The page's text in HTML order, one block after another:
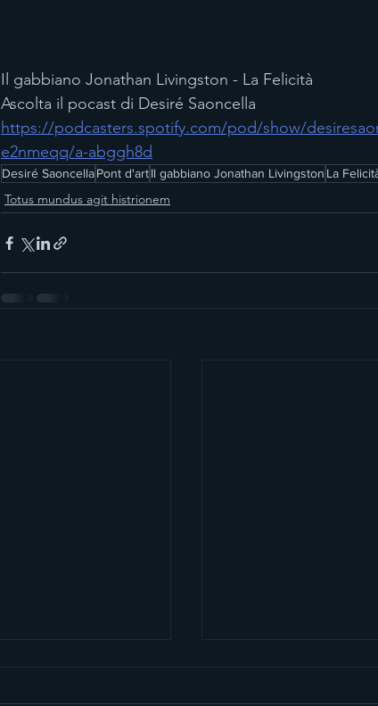
Il gabbiano Jonathan Livingston - La Felicità
Ascolta il pocast di Desiré Saoncella
https://podcasters.spotify.com/pod/show/
e2nmeqq/a-abggh8d
Desiré SaoncellaPont d'artIl gabbiano Jonathan Livingston La
Totus mundus agit histrionem